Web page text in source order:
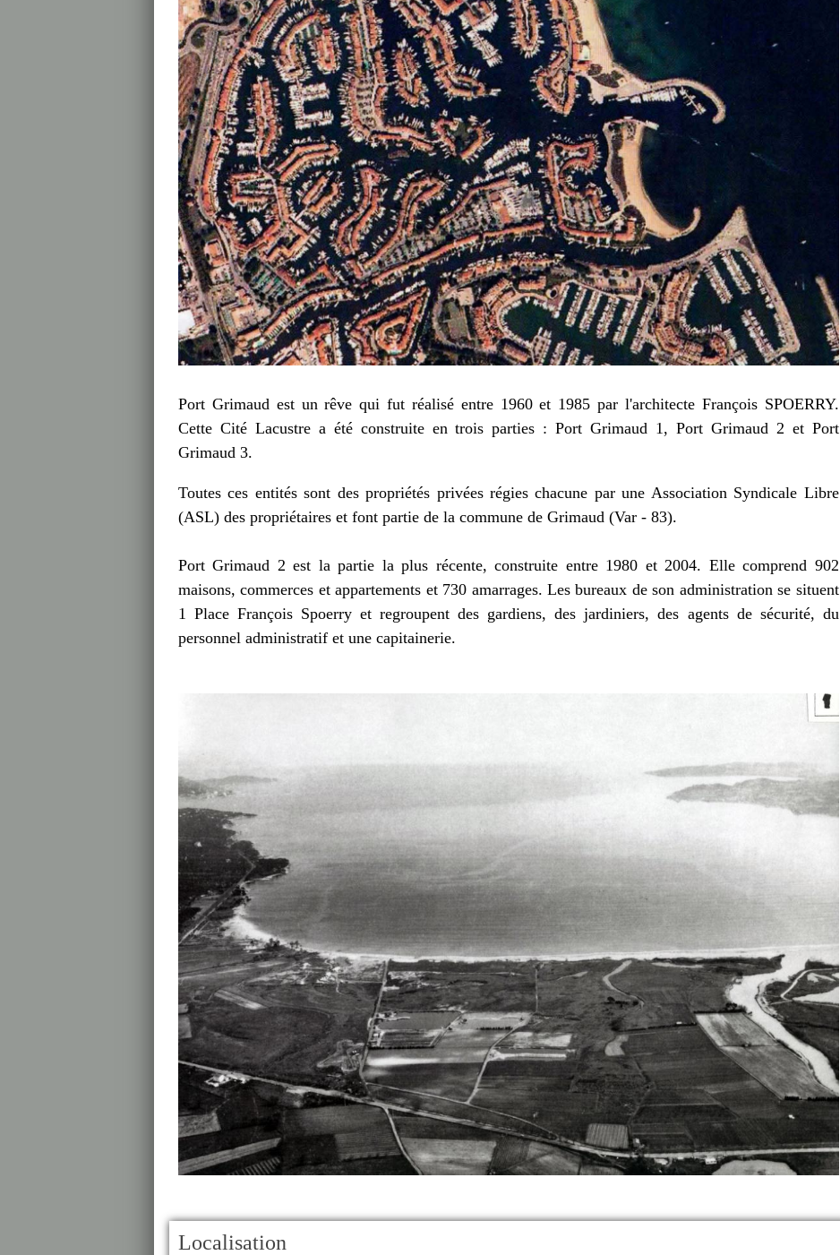
Port Grimaud est un rêve qui fut réalisé entre 1960 et 1985 par l'architecte François SPOERRY.
Cette Cité Lacustre a été construite en trois parties : Port Grimaud 1, Port Grimaud 2 et Port
Grimaud 3.
Toutes ces entités sont des propriétés privées régies chacune par une Association Syndicale Libre
(ASL) des propriétaires et font partie de la commune de Grimaud (Var - 83).
Port Grimaud 2 est la partie la plus récente, construite entre 1980 et 2004. Elle comprend 902
maisons, commerces et appartements et 730 amarrages. Les bureaux de son administration se situent
1 Place François Spoerry et regroupent des gardiens, des jardiniers, des agents de sécurité, du
personnel administratif et une capitainerie.
Localisation